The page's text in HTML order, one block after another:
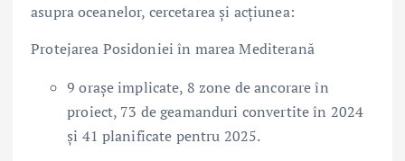
asupra oceanelor, cercetarea și acțiunea:
Protejarea Posidoniei în marea Mediterană
9 orașe implicate, 8 zone de ancorare în
proiect, 73 de geamanduri convertite în 2024
și 41 planificate pentru 2025.